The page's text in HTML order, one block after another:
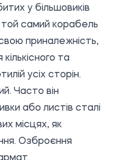
у більшовиків
той самий корабель
свою приналежність,
та
усіх сторін.
Часто він
або листів сталі
місцях, як
Озброєння